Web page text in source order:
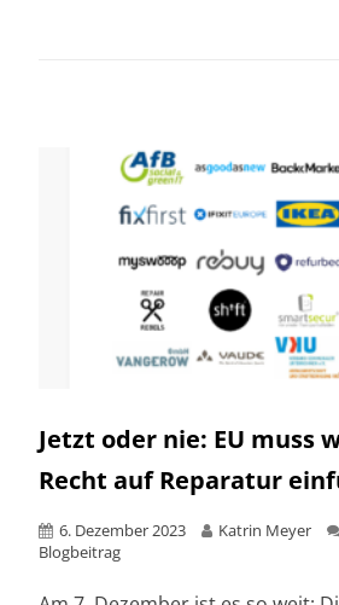
Jetzt oder nie: EU muss
Recht auf Reparatur
6. Dezember 2023 Katrin Meyer
Blogbeitrag